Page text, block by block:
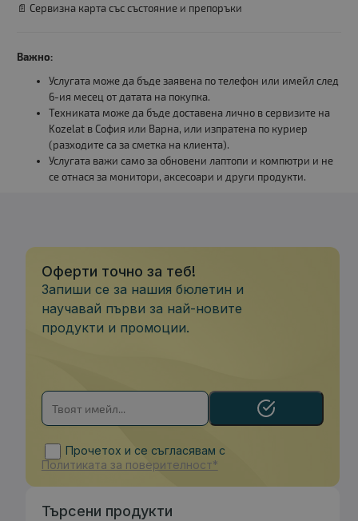
📄 Сервизна карта със състояние и препоръки
Важно:
Услугата може да бъде заявена по телефон или имейл след
6-ия месец от датата на покупка.
Техниката може да бъде доставена лично в сервизите на
Kozelat в София или Варна, или изпратена по куриер
(разходите са за сметка на клиента).
Услугата важи само за обновени лаптопи и компютри и не
се отнася за монитори, аксесоари и други продукти.
Оферти точно за теб!
Запиши се за нашия бюлетин и
научавай първи за най-новите
продукти и промоции.
Прочетох и се съгласявам с
Политиката за поверителност*
Търсени продукти